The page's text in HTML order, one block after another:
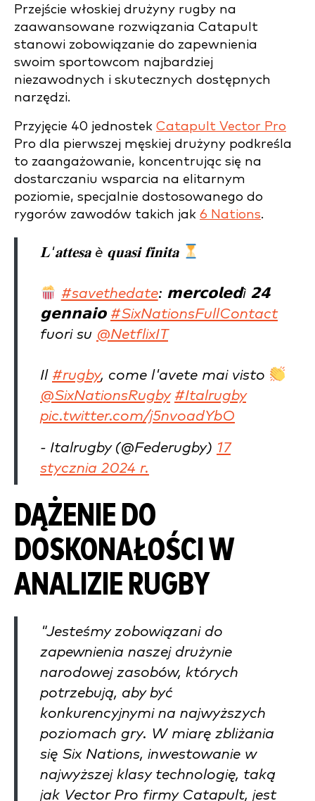
Przejście włoskiej drużyny rugby na
zaawansowane rozwiązania Catapult
stanowi zobowiązanie do zapewnienia
swoim sportowcom najbardziej
niezawodnych i skutecznych dostępnych
narzędzi.
Przyjęcie 40 jednostek Catapult Vector Pro
Pro dla pierwszej męskiej drużyny podkreśla
to zaangażowanie, koncentrując się na
dostarczaniu wsparcia na elitarnym
poziomie, specjalnie dostosowanego do
rygorów zawodów takich jak 6 Nations.
𝐋'𝐚𝐭𝐭𝐞𝐬𝐚 è 𝐪𝐮𝐚𝐬𝐢 𝐟𝐢𝐧𝐢𝐭𝐚
#savethedate: 𝗺𝗲𝗿𝗰𝗼𝗹𝗲𝗱ì 𝟮𝟰
𝗴𝗲𝗻𝗻𝗮𝗶𝗼 #SixNationsFullContact
fuori su @NetflixIT
Il #rugby, come l'avete mai visto
@SixNationsRugby #Italrugby
pic.twitter.com/j5nvoadYbO
- Italrugby (@Federugby) 17
stycznia 2024 r.
DĄŻENIE DO
DOSKONAŁOŚCI W
ANALIZIE RUGBY
"Jesteśmy zobowiązani do
zapewnienia naszej drużynie
narodowej zasobów, których
potrzebują, aby być
konkurencyjnymi na najwyższych
poziomach gry. W miarę zbliżania
się Six Nations, inwestowanie w
najwyższej klasy technologię, taką
jak Vector Pro firmy Catapult, jest